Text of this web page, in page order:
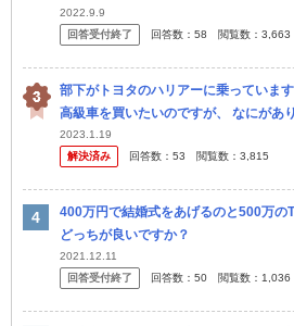
2022.9.9
回答受付終了
回答数： 58 閲覧数： 3,663
部下がトヨタのハリアーに乗っていま
高級車を買いたいのですが、 なにがあ
ーハイブリッド
2023.1.19
解決済み
回答数： 53 閲覧数： 3,815
400万円で結婚式をあげるのと500万の
どっちが良いですか？
2021.12.11
回答受付終了
回答数： 50 閲覧数： 1,036